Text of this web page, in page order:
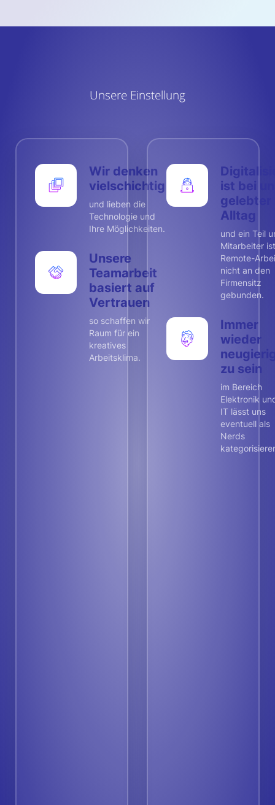
Unsere Einstellung
Wir denken
vielschichtig
und lieben die
Technologie und
Ihre Möglichkeiten.
Unsere
Teamarbeit
basiert auf
Vertrauen
so schaffen wir
Raum für ein
kreatives
Arbeitsklima.
ist bei
gelebter
Alltag
und ein Teil
Mitarbeiter
Remote-
nicht an den
Firmensitz
gebunden.
Immer
wieder
zu sein
im Bereich
Elektronik
IT lässt uns
eventuell als
Nerds